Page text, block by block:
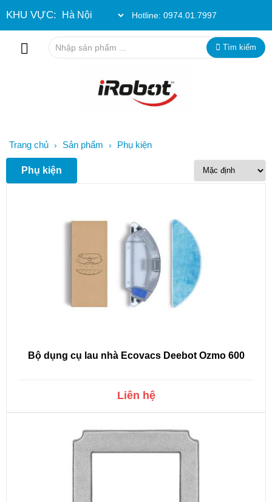
KHU VỰC: Hotline: 0974.01.7997
Tìm kiếm
Trang chủ › Sản phẩm › Phụ kiện
Phụ kiện
Bộ dụng cụ lau nhà Ecovacs Deebot Ozmo 600
Liên hệ